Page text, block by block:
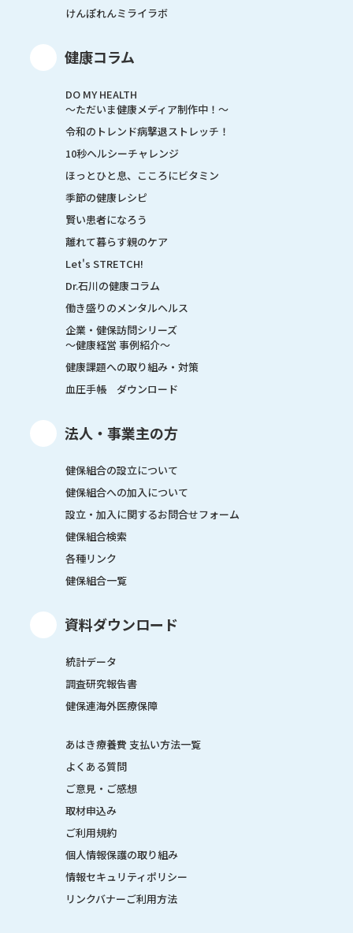
けんぽれんミライラボ
健康コラム
DO MY HEALTH
～ただいま健康メディア制作中！～
令和のトレンド病撃退ストレッチ！
10秒ヘルシーチャレンジ
ほっとひと息、こころにビタミン
季節の健康レシピ
賢い患者になろう
離れて暮らす親のケア
Let's STRETCH!
Dr.石川の健康コラム
働き盛りのメンタルヘルス
企業・健保訪問シリーズ
～健康経営 事例紹介～
健康課題への取り組み・対策
血圧手帳 ダウンロード
法人・事業主の方
健保組合の設立について
健保組合への加入について
設立・加入に関するお問合せフォーム
健保組合検索
各種リンク
健保組合一覧
資料ダウンロード
統計データ
調査研究報告書
健保連海外医療保障
あはき療養費 支払い方法一覧
よくある質問
ご意見・ご感想
取材申込み
ご利用規約
個人情報保護の取り組み
情報セキュリティポリシー
リンクバナーご利用方法